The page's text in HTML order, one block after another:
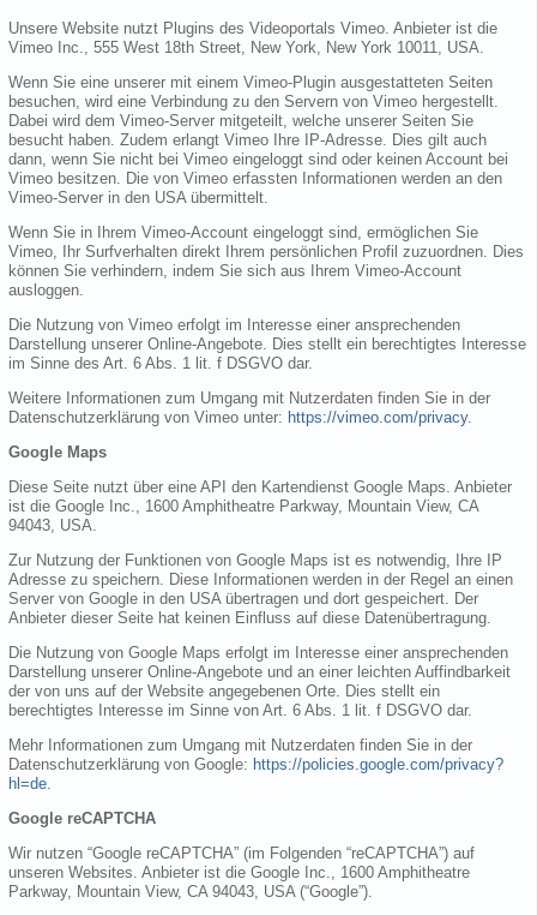
Unsere Website nutzt Plugins des Videoportals Vimeo. Anbieter ist die
Vimeo Inc., 555 West 18th Street, New York, New York 10011, USA.
Wenn Sie eine unserer mit einem Vimeo-Plugin ausgestatteten Seiten
besuchen, wird eine Verbindung zu den Servern von Vimeo hergestellt.
Dabei wird dem Vimeo-Server mitgeteilt, welche unserer Seiten Sie
besucht haben. Zudem erlangt Vimeo Ihre IP-Adresse. Dies gilt auch
dann, wenn Sie nicht bei Vimeo eingeloggt sind oder keinen Account bei
Vimeo besitzen. Die von Vimeo erfassten Informationen werden an den
Vimeo-Server in den USA übermittelt.
Wenn Sie in Ihrem Vimeo-Account eingeloggt sind, ermöglichen Sie
Vimeo, Ihr Surfverhalten direkt Ihrem persönlichen Profil zuzuordnen. Dies
können Sie verhindern, indem Sie sich aus Ihrem Vimeo-Account
ausloggen.
Die Nutzung von Vimeo erfolgt im Interesse einer ansprechenden
Darstellung unserer Online-Angebote. Dies stellt ein berechtigtes Interesse
im Sinne des Art. 6 Abs. 1 lit. f DSGVO dar.
Weitere Informationen zum Umgang mit Nutzerdaten finden Sie in der
Datenschutzerklärung von Vimeo unter: https://vimeo.com/privacy.
Google Maps
Diese Seite nutzt über eine API den Kartendienst Google Maps. Anbieter
ist die Google Inc., 1600 Amphitheatre Parkway, Mountain View, CA
94043, USA.
Zur Nutzung der Funktionen von Google Maps ist es notwendig, Ihre IP
Adresse zu speichern. Diese Informationen werden in der Regel an einen
Server von Google in den USA übertragen und dort gespeichert. Der
Anbieter dieser Seite hat keinen Einfluss auf diese Datenübertragung.
Die Nutzung von Google Maps erfolgt im Interesse einer ansprechenden
Darstellung unserer Online-Angebote und an einer leichten Auffindbarkeit
der von uns auf der Website angegebenen Orte. Dies stellt ein
berechtigtes Interesse im Sinne von Art. 6 Abs. 1 lit. f DSGVO dar.
Mehr Informationen zum Umgang mit Nutzerdaten finden Sie in der
Datenschutzerklärung von Google: https://policies.google.com/privacy?
hl=de
Google reCAPTCHA
Wir nutzen “Google reCAPTCHA” (im Folgenden “reCAPTCHA”) auf
unseren Websites. Anbieter ist die Google Inc., 1600 Amphitheatre
Parkway, Mountain View, CA 94043, USA (“Google”).